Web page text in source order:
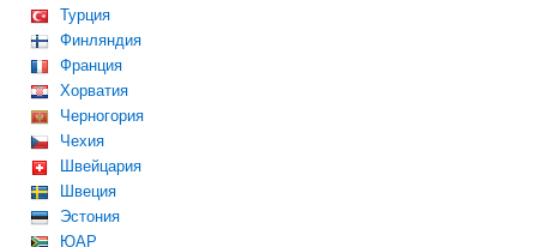
Турция
Финляндия
Франция
Хорватия
Черногория
Чехия
Швейцария
Швеция
Эстония
ЮАР